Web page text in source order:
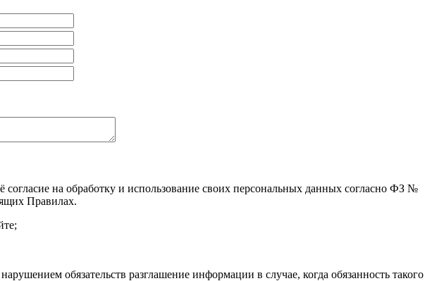
на обработку и использование своих персональных данных согласно ФЗ №
Правилах.
обязательств разглашение информации в случае, когда обязанность такого